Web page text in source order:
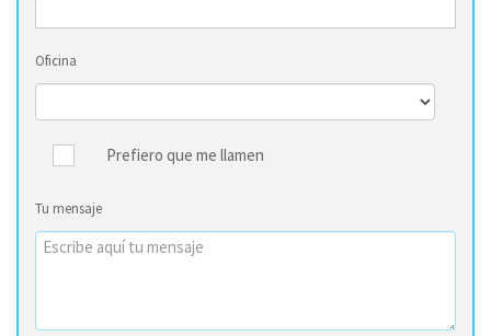
Oficina
Prefiero que me llamen
Tu mensaje